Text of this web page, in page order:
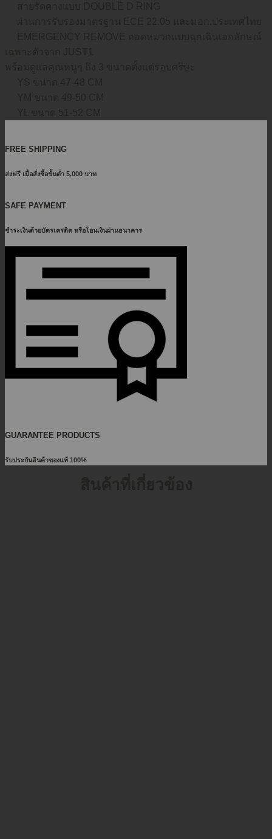
FREE SHIPPING
ส่งฟรี เมื่อสั่งซื้อขั้นต่ำ 5,000 บาท
SAFE PAYMENT
ชำระเงินด้วยบัตรเครดิต หรือโอนเงินผ่านธนาคาร
GUARANTEE PRODUCTS
รับประกันสินค้าของแท้ 100%